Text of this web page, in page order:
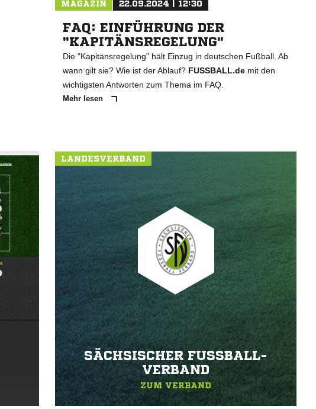
MAGAZIN 22.09.2024 | 12:30
FAQ: EINFÜHRUNG DER
"KAPITÄNSREGELUNG"
Die "Kapitänsregelung" hält Einzug in deutschen Fußball. Ab
wann gilt sie? Wie ist der Ablauf? FUSSBALL.de mit den
wichtigsten Antworten zum Thema im FAQ.
Mehr lesen
LANDESVERBAND
SÄCHSISCHER FUSSBALL-V
ERBAND
ZUM VERBAND